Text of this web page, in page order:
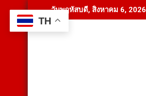
to
content
วันพฤหัสบดี, สิงหาคม 6, 2026
TH